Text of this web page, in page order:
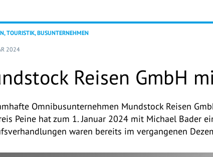
TOURISTIK, BUSUNTERNEHMEN
2024
Reisen GmbH
Omnibusunternehmen Mundstock Reisen
Peine hat zum 1. Januar 2024 mit Michael Bader
waren bereits im vergangenen